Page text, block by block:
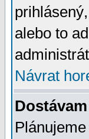
alebo to
Návrat